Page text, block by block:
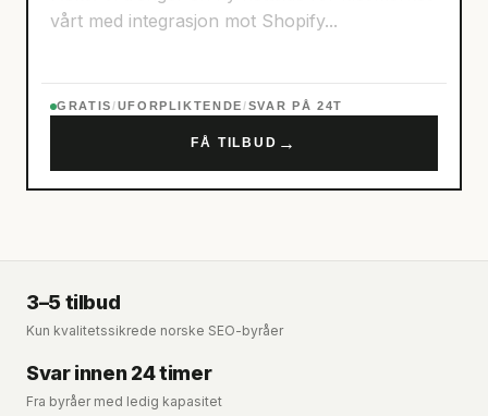
GRATIS/UFORPLIKTENDE/SVAR PÅ 24T
FÅ TILBUD →
3–5 tilbud
Kun kvalitetssikrede norske SEO-byråer
Svar innen 24 timer
Fra byråer med ledig kapasitet